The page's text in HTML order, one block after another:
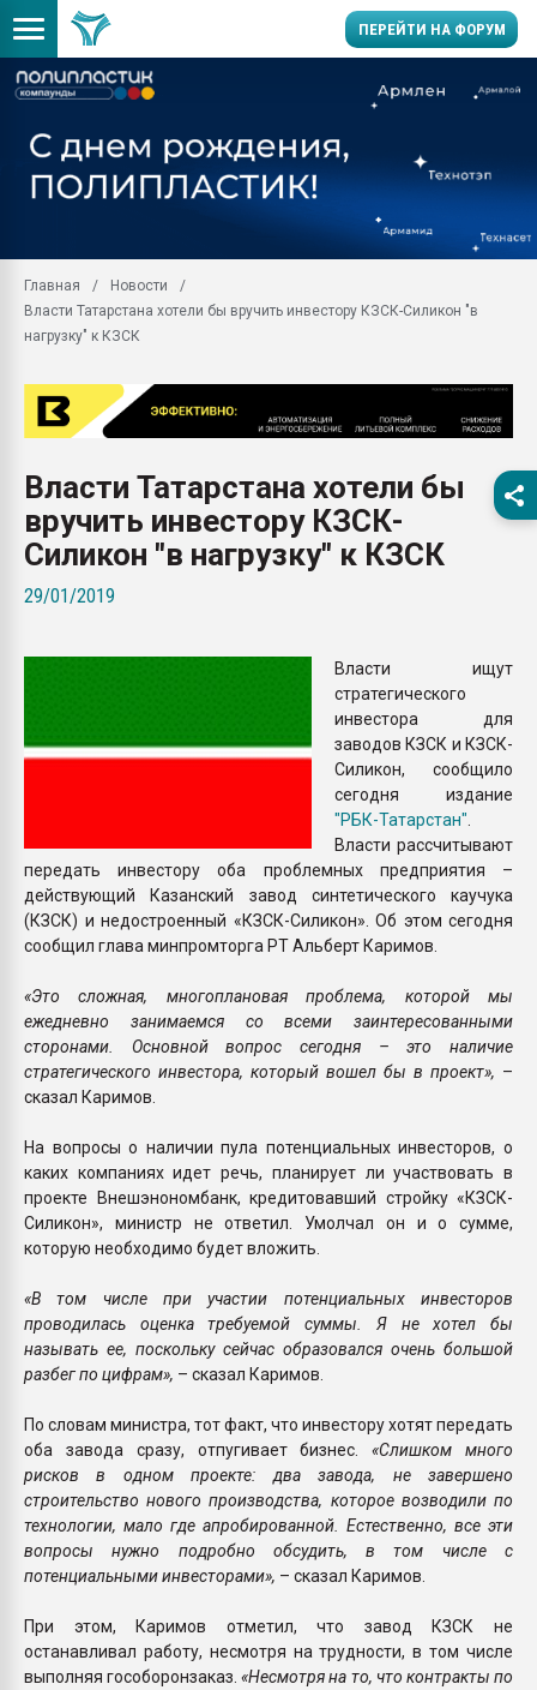
ПЕРЕЙТИ НА ФОРУМ
Вакуум-формовочные
28.07.2026
Всё, что касается
бутылок
вакуумного
Продам отходы
поликарбоната и АБС-
Armaloy PC/ABS-1IM
Главная
Новости
Власти Татарстана хотели бы вручить инвестору КЗСК-Силикон "в
нагрузку" к КЗСК
Власти Татарстана хотели бы
вручить инвестору КЗСК-
Силикон "в нагрузку" к КЗСК
29/01/2019
Власти ищут
стратегического
инвестора для
заводов КЗСК и КЗСК-
Силикон, сообщило
сегодня издание
"РБК-Татарстан"
Власти рассчитывают
передать инвестору оба проблемных предприятия –
действующий Казанский завод синтетического каучука
(КЗСК) и недостроенный «КЗСК-Силикон». Об этом сегодня
сообщил глава минпромторга РТ Альберт Каримов.
«Это сложная, многоплановая проблема, которой мы
ежедневно занимаемся со всеми заинтересованными
сторонами. Основной вопрос сегодня – это наличие
стратегического инвестора, который вошел бы в проект», –
сказал Каримов.
На вопросы о наличии пула потенциальных инвесторов, о
каких компаниях идет речь, планирует ли участвовать в
проекте Внешэнономбанк, кредитовавший стройку «КЗСК-
Силикон», министр не ответил. Умолчал он и о сумме,
которую необходимо будет вложить.
«В том числе при участии потенциальных инвесторов
проводилась оценка требуемой суммы. Я не хотел бы
называть ее, поскольку сейчас образовался очень большой
разбег по цифрам», – сказал Каримов.
По словам министра, тот факт, что инвестору хотят передать
оба завода сразу, отпугивает бизнес.«Слишком много
рисков в одном проекте: два завода, не завершено
строительство нового производства, которое возводили по
технологии, мало где апробированной. Естественно, все эти
вопросы нужно подробно обсудить, в том числе с
потенциальными инвесторами», – сказал Каримов.
При этом, Каримов отметил, что завод КЗСК не
останавливал работу, несмотря на трудности, в том числе
выполняя гособоронзаказ.«Несмотря на то, что контракты по